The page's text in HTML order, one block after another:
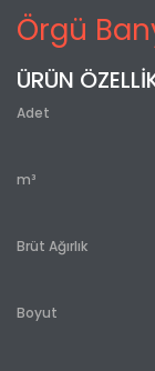
Örgü
ÜRÜN
Adet
m³
Brüt Ağırlık
Boyut